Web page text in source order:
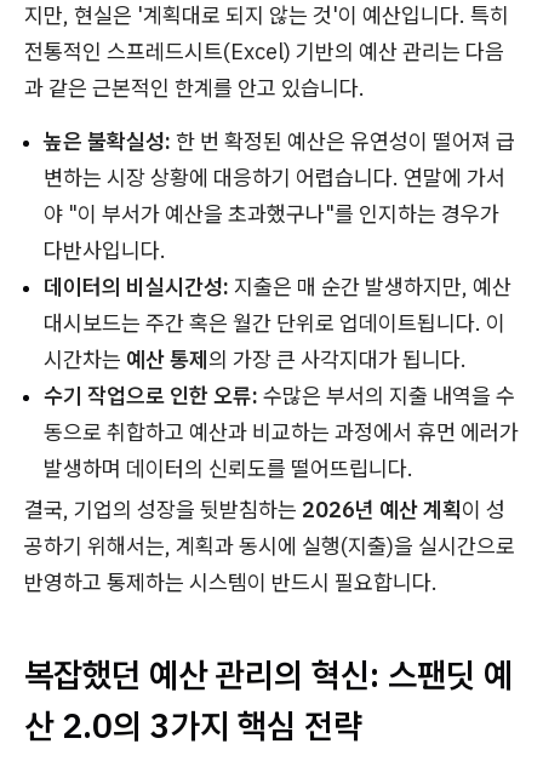
지만, 현실은 '계획대로 되지 않는 것'이 예산입니다. 특히
전통적인 스프레드시트(Excel) 기반의 예산 관리는 다음
과 같은 근본적인 한계를 안고 있습니다.
높은 불확실성: 한 번 확정된 예산은 유연성이 떨어져 급
변하는 시장 상황에 대응하기 어렵습니다. 연말에 가서
야 "이 부서가 예산을 초과했구나"를 인지하는 경우가
다반사입니다.
데이터의 비실시간성: 지출은 매 순간 발생하지만, 예산
대시보드는 주간 혹은 월간 단위로 업데이트됩니다. 이
시간차는 예산 통제의 가장 큰 사각지대가 됩니다.
수기 작업으로 인한 오류: 수많은 부서의 지출 내역을 수
동으로 취합하고 예산과 비교하는 과정에서 휴먼 에러가
발생하며 데이터의 신뢰도를 떨어뜨립니다.
결국, 기업의 성장을 뒷받침하는 2026년 예산 계획이 성
공하기 위해서는, 계획과 동시에 실행(지출)을 실시간으로
반영하고 통제하는 시스템이 반드시 필요합니다.
복잡했던 예산 관리의 혁신: 스팬딧 예
산 2.0의 3가지 핵심 전략